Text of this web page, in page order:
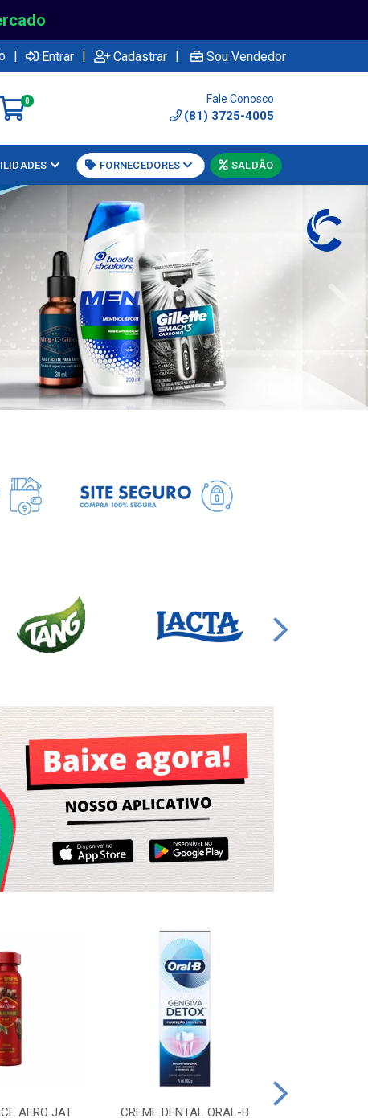
| Entrar | Cadastrar | Sou Vendedor
0 Fale Conosco
(81) 3725-4005
FORNECEDORES SALDÃO
AERO JAT
CREME DENTAL ORAL-B